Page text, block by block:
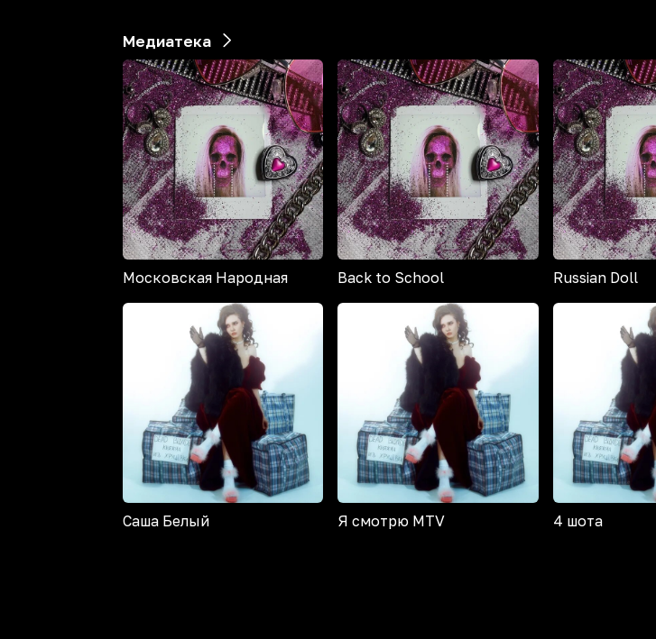
Медиатека
Московская Народная Back to School Russian Doll
Саша Белый Я смотрю MTV 4 шота